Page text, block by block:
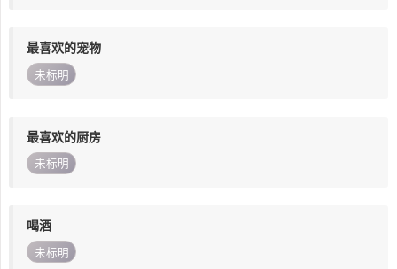
最喜欢的宠物
未标明
最喜欢的厨房
未标明
喝酒
未标明